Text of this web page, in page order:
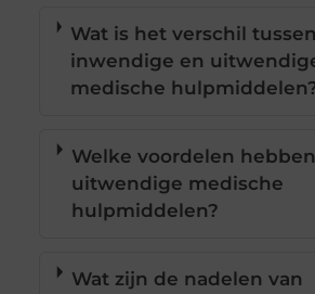
Wat is het verschil tussen
inwendige en
medische
Welke voordelen hebben
uitwendige medische
hulpmiddelen?
Wat zijn de nadelen van